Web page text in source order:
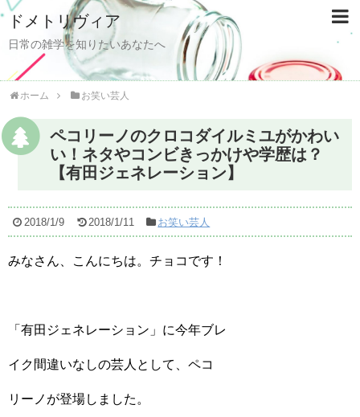
ドメトリヴィア
日常の雑学を知りたいあなたへ
ホーム お笑い芸人
ペコリーノのクロコダイルミユがかわい
い！ネタやコンビきっかけや学歴は？
【有田ジェネレーション】
2018/1/9 2018/1/11 お笑い芸人
みなさん、こんにちは。チョコです！
「有田ジェネレーション」に今年ブレ
イク間違いなしの芸人として、ペコ
リーノが登場しました。